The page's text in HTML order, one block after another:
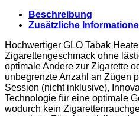
Beschreibung
Zusätzliche
Hochwertiger GLO Tabak
Zigarettengeschmack ohne
optimale Andere zur Zigarette
unbegrenzte Anzahl an Zügen
Session (nicht inklusive),
Technologie für eine optimale
wodurch kein